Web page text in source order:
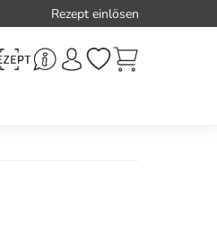
Rezept einlösen